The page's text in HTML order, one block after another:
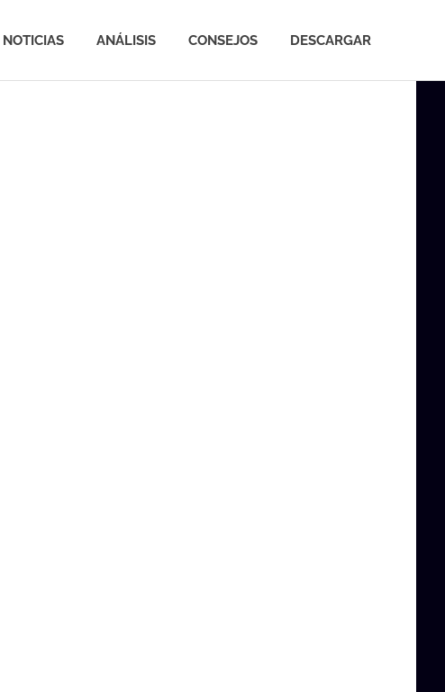
NOTICIAS ANÁLISIS CONSEJOS DESCARGAR